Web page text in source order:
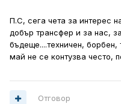
П.С, сега чета за интерес
добър трансфер и за нас,
бъдеще....техничен, борбен,
май не се контузва често,
Отговор